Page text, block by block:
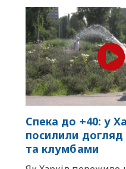
Спека до +40: у
посилили догляд
та клумбами